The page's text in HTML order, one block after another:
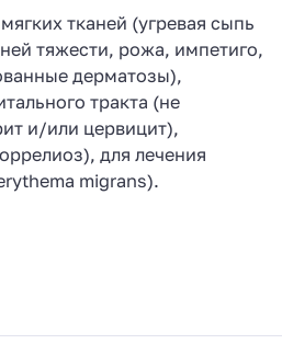
тканей (угревая сыпь
тяжести, рожа, импетиго,
дерматозы),
тракта (не
и/или цервицит),
для лечения
migrans).